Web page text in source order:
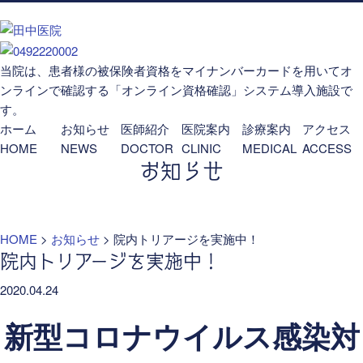
当院は、患者様の被保険者資格をマイナンバーカードを用いてオ
ンラインで確認する「オンライン資格確認」システム導入施設で
す。
ホーム
HOME
お知らせ
NEWS
医師紹介
DOCTOR
医院案内
CLINIC
診療案内
MEDICAL
アクセス
ACCESS
お知らせ
HOME > お知らせ > 院内トリアージを実施中！
院内トリアージを実施中！
2020.04.24
新型コロナウイルス感染対